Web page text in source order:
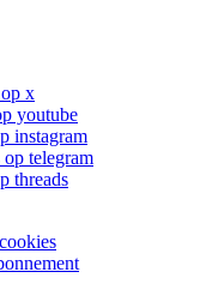
x
youtube
instagram
telegram
threads